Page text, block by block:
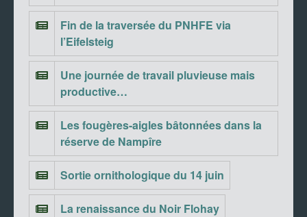
Fin de la traversée du PNHFE via
l’Eifelsteig
Une journée de travail pluvieuse mais
productive…
Les fougères-aigles bâtonnées dans la
réserve de Nampîre
Sortie ornithologique du 14 juin
La renaissance du Noir Flohay